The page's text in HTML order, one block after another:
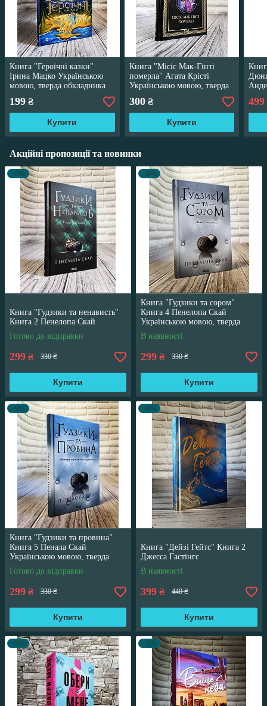
Книга "Героїчні казки"
Ірина Мацко Українською
мовою, тверда обкладинка
199 ₴
Купити
Книга "Місіс Мак-Гінті
померла" Агата Крісті
Українською мовою, тверда
300₴
Купити
499
Акційні пропозиції та новинки
–9%
Книга "Гудзики та ненависть"
Книга 2 Пенелопа Скай
Готово до відправки
299 ₴ 330 ₴
Купити
–9%
Книга "Гудзики та сором"
Книга 4 Пенелопа Скай
Українською мовою, тверда
обкладинка
В наявності
299 ₴ 330 ₴
Купити
–9%
Книга "Гудзики та провина"
Книга 5 Пенала Скай
Українською мовою, тверда
обкладинка
Готово до відправки
299 ₴ 330 ₴
Купити
–9%
Книга "Дейзі Гейтс" Книга 2
Джесса Гастінгс
В наявності
399 ₴ 440 ₴
Купити
–9% –8%